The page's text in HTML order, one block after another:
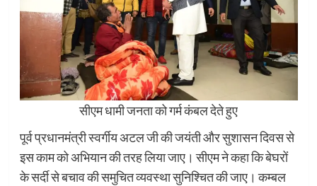
सीएम धामी जनता को गर्म कंबल देते हुए
पूर्व प्रधानमंत्री स्वर्गीय अटल जी की जयंती और सुशासन दिवस से
इस काम को अभियान की तरह लिया जाए। सीएम ने कहा कि बेघरों
के सर्दी से बचाव की समुचित व्यवस्था सुनिश्चित की जाए। कम्बल